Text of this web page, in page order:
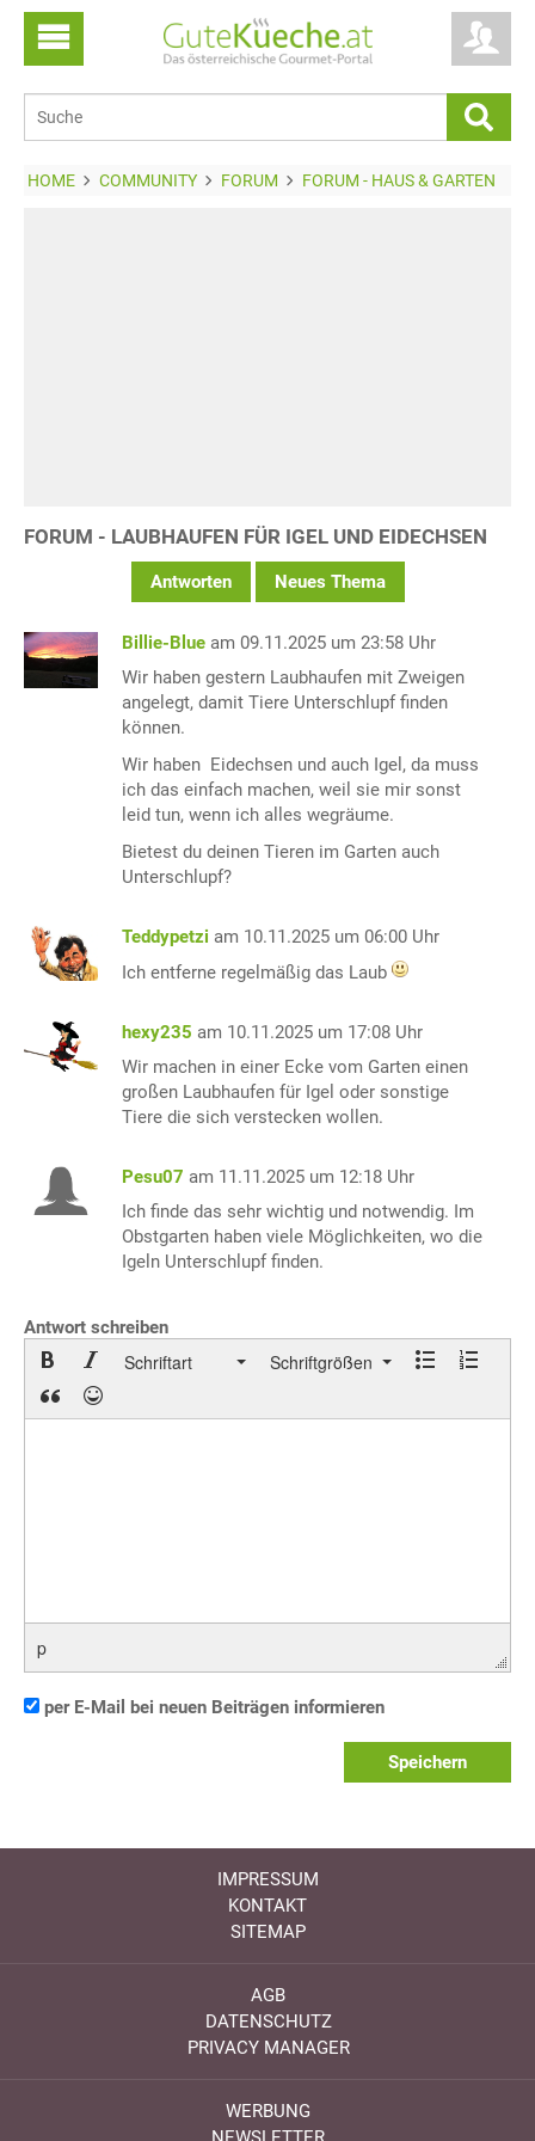
HOME COMMUNITY FORUM FORUM - HAUS & GARTEN
FORUM - LAUBHAUFEN FÜR IGEL UND EIDECHSEN
Antworten Neues Thema
Billie-Blue am 09.11.2025 um 23:58 Uhr
Wir haben gestern Laubhaufen mit Zweigen
angelegt, damit Tiere Unterschlupf finden
können.
Wir haben Eidechsen und auch Igel, da muss
ich das einfach machen, weil sie mir sonst
leid tun, wenn ich alles wegräume.
Bietest du deinen Tieren im Garten auch
Unterschlupf?
Teddypetzi am 10.11.2025 um 06:00 Uhr
Ich entferne regelmäßig das Laub
hexy235 am 10.11.2025 um 17:08 Uhr
Wir machen in einer Ecke vom Garten einen
großen Laubhaufen für Igel oder sonstige
Tiere die sich verstecken wollen.
Pesu07 am 11.11.2025 um 12:18 Uhr
Ich finde das sehr wichtig und notwendig. Im
Obstgarten haben viele Möglichkeiten, wo die
Igeln Unterschlupf finden.
Antwort schreiben
Schriftart Schriftgrößen
p
per E-Mail bei neuen Beiträgen informieren
Speichern
IMPRESSUM
KONTAKT
SITEMAP
AGB
DATENSCHUTZ
PRIVACY MANAGER
WERBUNG